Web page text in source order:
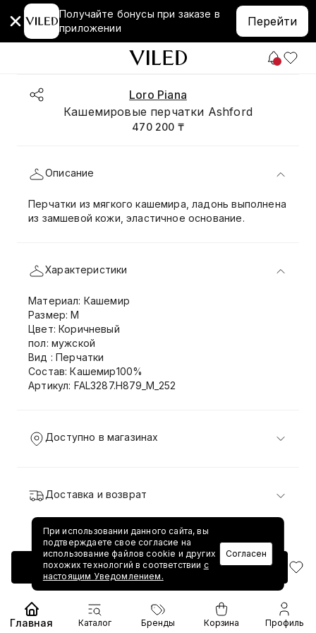
Получайте бонусы при заказе в
приложении
Перейти
Loro Piana
Кашемировые перчатки Ashford
470 200 ₸
Добавить в корзину
Описание
Перчатки из мягкого кашемира, ладонь выполнена
из замшевой кожи, эластичное основание.
Характеристики
Материал: Кашемир
Размер: M
Цвет: Коричневый
пол: мужской
Вид : Перчатки
Состав: Кашемир100%
Артикул: FAL3287.H879_M_252
Доступно в магазинах
Доставка и возврат
При использовании данного сайта, вы
подтверждаете свое согласие на
использование файлов cookie и других
похожих технологий в соответствии с
настоящим Уведомлением.
Согласен
Главная Каталог Бренды Корзина Профиль